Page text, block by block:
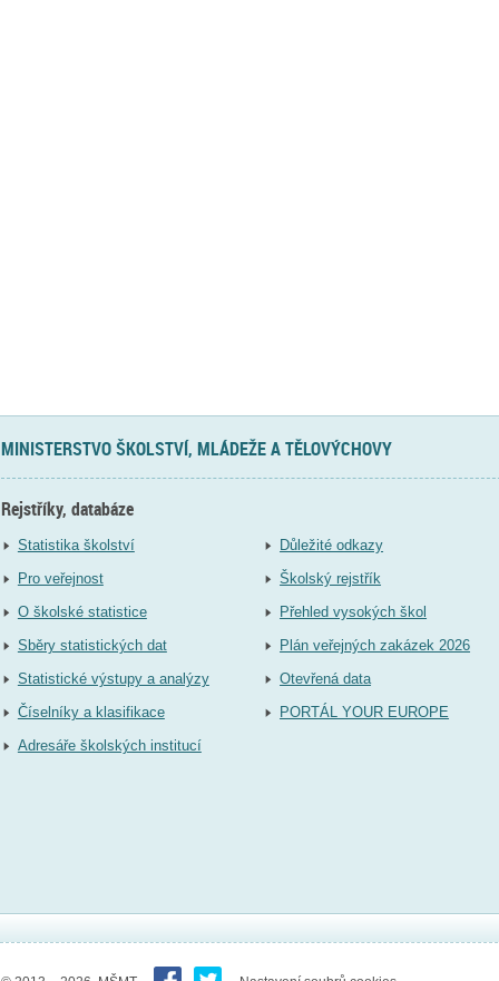
MINISTERSTVO ŠKOLSTVÍ, MLÁDEŽE A TĚLOVÝCHOVY
Rejstříky, databáze
Statistika školství
Pro veřejnost
O školské statistice
Sběry statistických dat
Statistické výstupy a analýzy
Číselníky a klasifikace
Adresáře školských institucí
Důležité odkazy
Školský rejstřík
Přehled vysokých škol
Plán veřejných zakázek 2026
Otevřená data
PORTÁL YOUR EUROPE